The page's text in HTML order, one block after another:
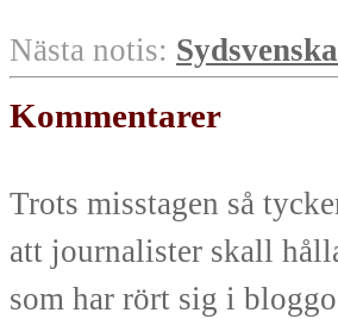
Nästa notis:
Kommentarer
Trots misstagen så
att journalister skall
som har rört sig i